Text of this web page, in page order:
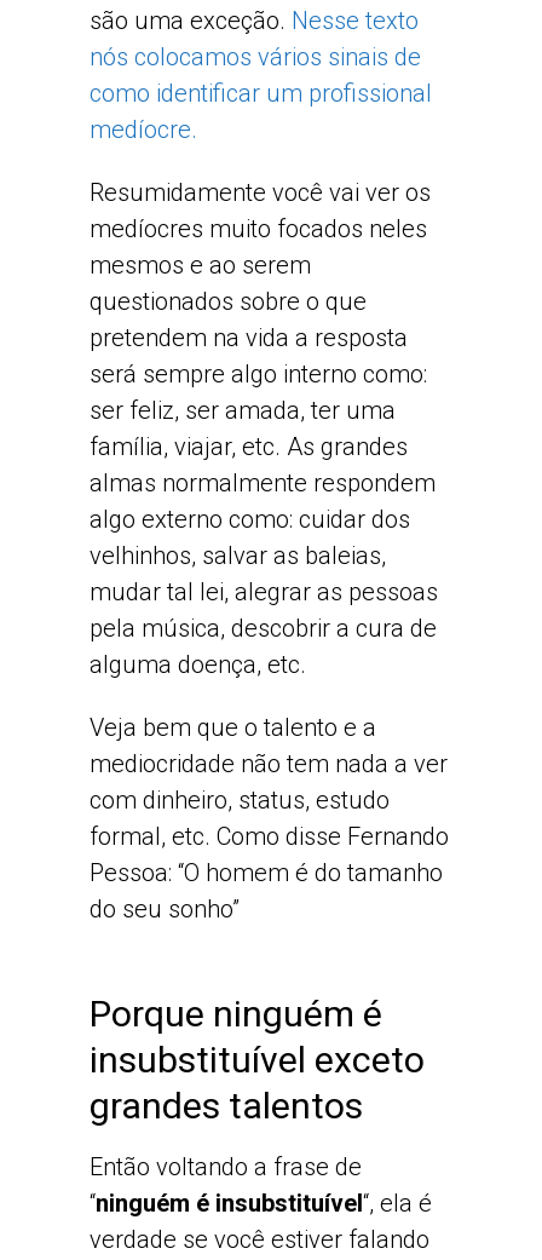
são uma exceção. Nesse texto
nós colocamos vários sinais de
como identificar um profissional
medíocre.
Resumidamente você vai ver os
medíocres muito focados neles
mesmos e ao serem
questionados sobre o que
pretendem na vida a resposta
será sempre algo interno como:
ser feliz, ser amada, ter uma
família, viajar, etc. As grandes
almas normalmente respondem
algo externo como: cuidar dos
velhinhos, salvar as baleias,
mudar tal lei, alegrar as pessoas
pela música, descobrir a cura de
alguma doença, etc.
Veja bem que o talento e a
mediocridade não tem nada a ver
com dinheiro, status, estudo
formal, etc. Como disse Fernando
Pessoa: “O homem é do tamanho
do seu sonho”
Porque ninguém é
insubstituível exceto
grandes talentos
Então voltando a frase de
“ninguém é insubstituível“, ela é
verdade se você estiver falando